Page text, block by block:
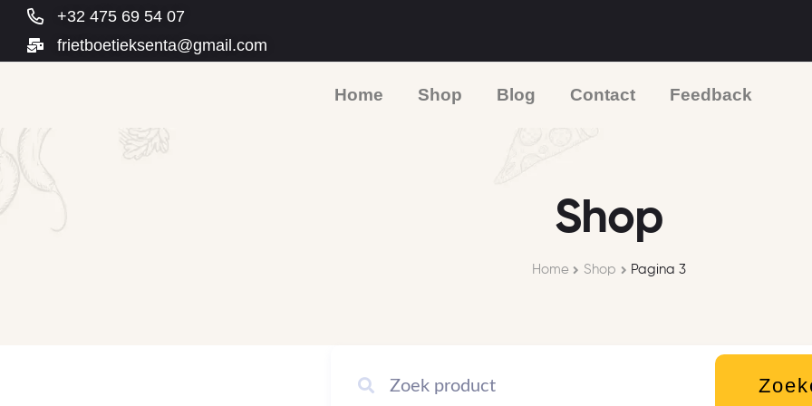
+32 475 69 54 07
frietboetieksenta@gmail.com
Home Shop Blog Contact Feedback
Shop
Home Shop Pagina 3